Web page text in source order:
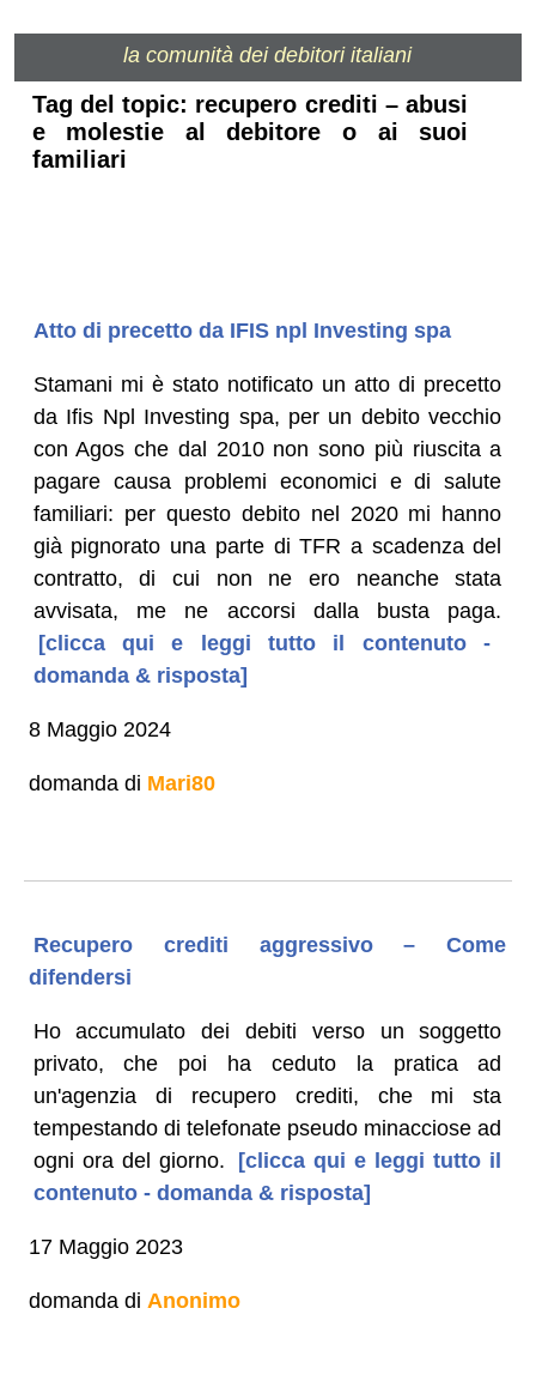
la comunità dei debitori italiani
Tag del topic: recupero crediti – abusi
e molestie al debitore o ai suoi
familiari
Atto di precetto da IFIS npl Investing spa
Stamani mi è stato notificato un atto di precetto
da Ifis Npl Investing spa, per un debito vecchio
con Agos che dal 2010 non sono più riuscita a
pagare causa problemi economici e di salute
familiari: per questo debito nel 2020 mi hanno
già pignorato una parte di TFR a scadenza del
contratto, di cui non ne ero neanche stata
avvisata, me ne accorsi dalla busta paga.
[clicca qui e leggi tutto il contenuto -
domanda & risposta]
8 Maggio 2024
domanda di Mari80
Recupero crediti aggressivo – Come
difendersi
Ho accumulato dei debiti verso un soggetto
privato, che poi ha ceduto la pratica ad
un'agenzia di recupero crediti, che mi sta
tempestando di telefonate pseudo minacciose ad
ogni ora del giorno.
[clicca qui e leggi tutto il
contenuto - domanda & risposta]
17 Maggio 2023
domanda di Anonimo